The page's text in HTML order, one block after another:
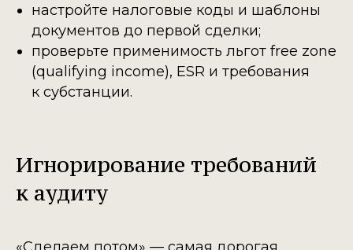
настройте налоговые коды и шаблоны
документов до первой сделки;
проверьте применимость льгот free zone
(qualifying income), ESR и требования
к субстанции.
Игнорирование требований
к аудиту